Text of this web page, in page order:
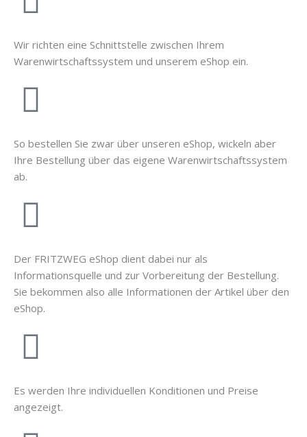
Wir richten eine Schnittstelle zwischen Ihrem
Warenwirtschaftssystem und unserem eShop ein.
So bestellen Sie zwar über unseren eShop, wickeln aber
Ihre Bestellung über das eigene Warenwirtschaftssystem
ab.
Der FRITZWEG eShop dient dabei nur als
Informationsquelle und zur Vorbereitung der Bestellung.
Sie bekommen also alle Informationen der Artikel über den
eShop.
Es werden Ihre individuellen Konditionen und Preise
angezeigt.